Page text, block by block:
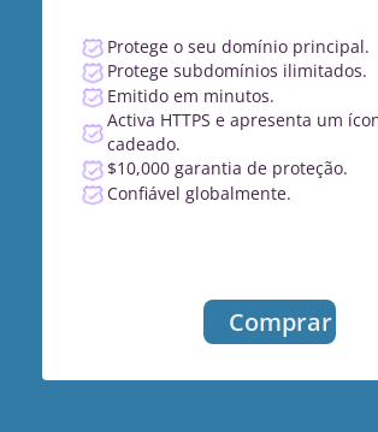
Protege o seu domínio principal.
Protege subdomínios ilimitados.
Emitido em minutos.
Activa HTTPS e apresenta um
cadeado.
$10,000 garantia de proteção.
Confiável globalmente.
Comprar